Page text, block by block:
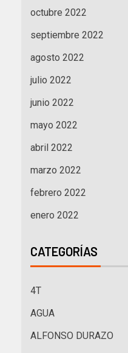
octubre 2022
septiembre 2022
agosto 2022
julio 2022
junio 2022
mayo 2022
abril 2022
marzo 2022
febrero 2022
enero 2022
CATEGORÍAS
4T
AGUA
ALFONSO DURAZO